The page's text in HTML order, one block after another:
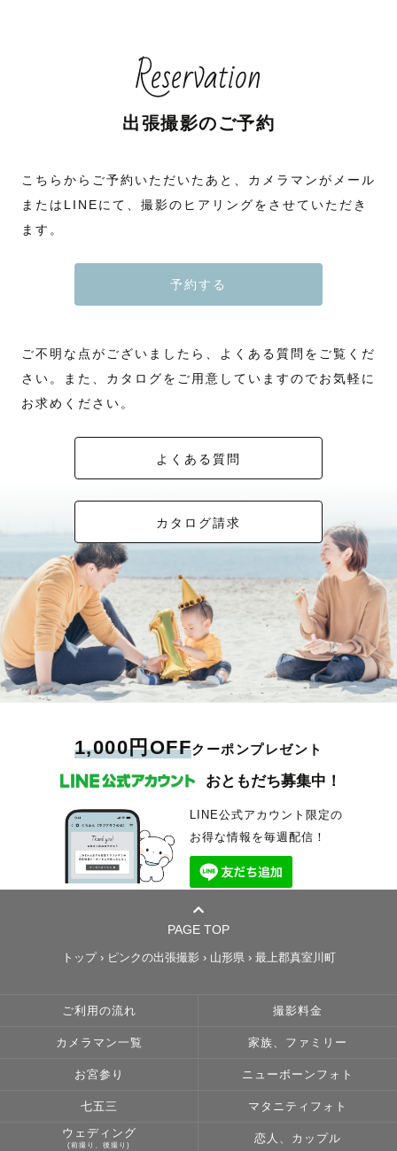
Reservation
出張撮影のご予約
こちらからご予約いただいたあと、カメラマンがメール
またはLINEにて、撮影のヒアリングをさせていただき
ます。
予約する
ご不明な点がございましたら、よくある質問をご覧くだ
さい。また、カタログをご用意していますのでお気軽に
お求めください。
よくある質問
カタログ請求
1,000円OFFクーポンプレゼント
おともだち募集中！
LINE公式アカウント限定の
お得な情報を毎週配信！
PAGE TOP
トップ› ピンクの出張撮影 › 山形県› 最上郡真室川町
ご利用の流れ 撮影料金
カメラマン一覧 家族、ファミリー
お宮参り ニューボーンフォト
七五三 マタニティフォト
ウェディング
(前撮り、後撮り)
恋人、カップル